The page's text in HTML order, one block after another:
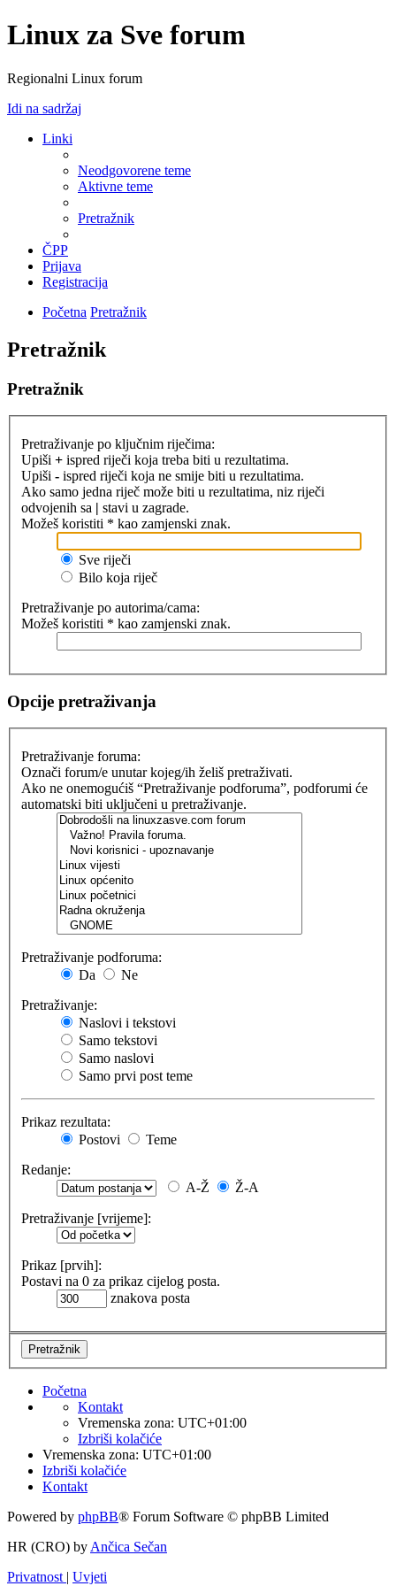
Linux za Sve forum
Regionalni Linux forum
Idi na sadržaj
Linki
Neodgovorene teme
Aktivne teme
Pretražnik
ČPP
Prijava
Registracija
Početna Pretražnik
Pretražnik
Pretražnik
Pretraživanje po ključnim riječima:
Upiši + ispred riječi koja treba biti u rezultatima.
Upiši - ispred riječi koja ne smije biti u rezultatima.
Ako samo jedna riječ može biti u rezultatima, niz riječi
odvojenih sa | stavi u zagrade.
Možeš koristiti * kao zamjenski znak.
Sve riječi
Bilo koja riječ
Pretraživanje po autorima/cama:
Možeš koristiti * kao zamjenski znak.
Opcije pretraživanja
Pretraživanje foruma:
Označi forum/e unutar kojeg/ih želiš pretraživati.
Ako ne onemogućiš “Pretraživanje podforuma”, podforumi će
automatski biti uključeni u pretraživanje.
Pretraživanje podforuma:
Da
Ne
Pretraživanje:
Naslovi i tekstovi
Samo tekstovi
Samo naslovi
Samo prvi post teme
Prikaz rezultata:
Postovi
Teme
Redanje:
A-Ž
Ž-A
Pretraživanje [vrijeme]:
Prikaz [prvih]:
Postavi na 0 za prikaz cijelog posta.
znakova posta
Početna
Kontakt
Vremenska zona: UTC+01:00
Izbriši kolačiće
Vremenska zona: UTC+01:00
Izbriši kolačiće
Kontakt
Powered by phpBB® Forum Software © phpBB Limited
HR (CRO) by Ančica Sečan
Privatnost | Uvjeti